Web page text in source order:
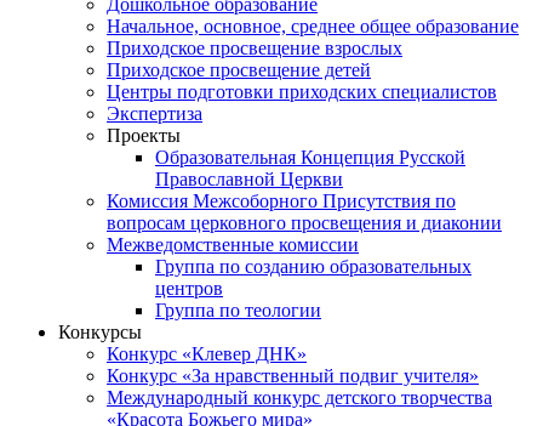
Дошкольное образование
Начальное, основное, среднее общее образование
Приходское просвещение взрослых
Приходское просвещение детей
Центры подготовки приходских специалистов
Экспертиза
Проекты
Образовательная Концепция Русской
Православной Церкви
Комиссия Межсоборного Присутствия по
вопросам церковного просвещения и диаконии
Межведомственные комиссии
Группа по созданию образовательных
центров
Группа по теологии
Конкурсы
Конкурс «Клевер ДНК»
Конкурс «За нравственный подвиг учителя»
Международный конкурс детского творчества
«Красота Божьего мира»